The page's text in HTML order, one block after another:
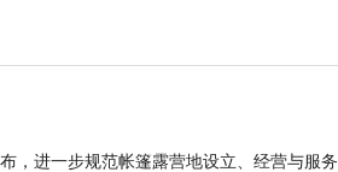
，进一步规范帐篷露营地设立、经营与服